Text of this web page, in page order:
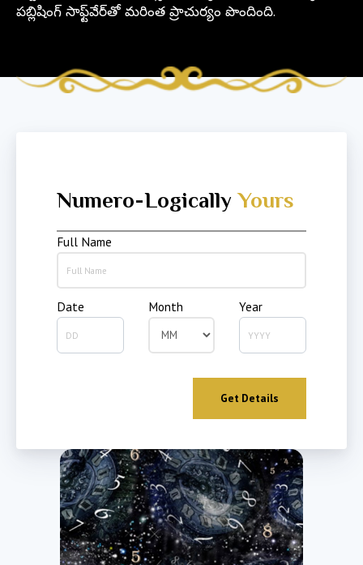
పబ్లిషింగ్ సాఫ్ట్‌వేర్‌తో మరింత ప్రాచుర్యం పొందింది.
Numero-LogicallyYours
Full Name
Date Month Year
Get Details